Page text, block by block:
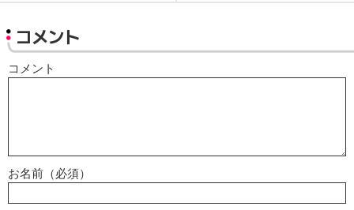
コメント
コメント
お名前（必須）